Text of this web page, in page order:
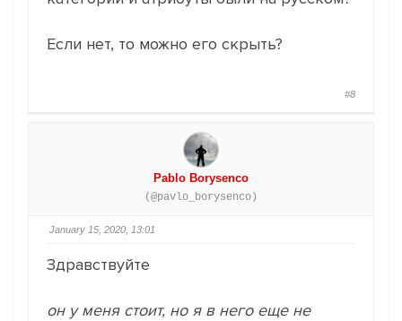
Если нет, то можно его скрыть?
#8
Pablo Borysenco
(@pavlo_borysenco)
January 15, 2020, 13:01
Здравствуйте
он у меня стоит, но я в него еще не